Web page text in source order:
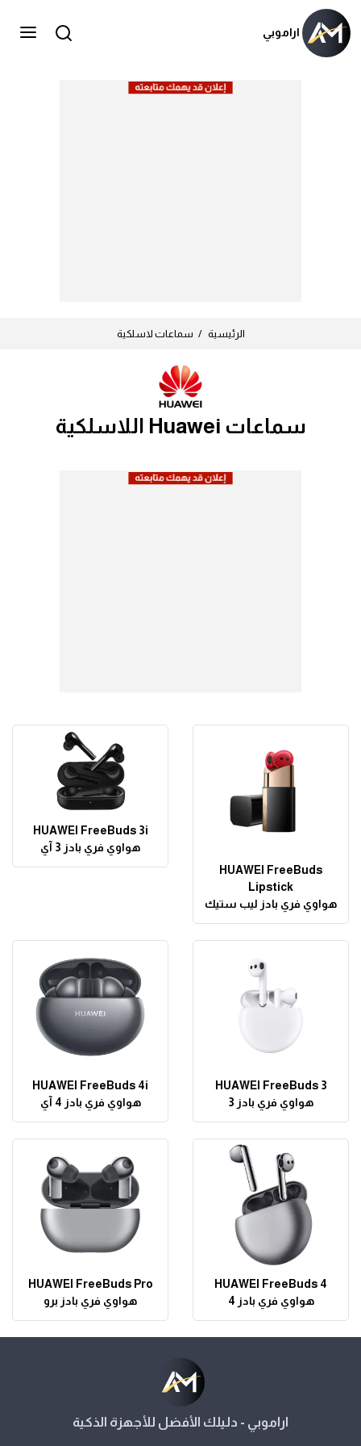
اراموبي
دليلك الأفضل لمواصفات وأسعار الأجهزة الذكية aramobi.com
الرئيسية سماعات لاسلكية
سماعات Huawei اللاسلكية
HUAWEI FreeBuds
Lipstick
هواوي فري بادز ليب ستيك
HUAWEI FreeBuds 3i
هواوي فري بادز 3 آي
HUAWEI FreeBuds 3
هواوي فري بادز 3
HUAWEI FreeBuds 4i
هواوي فري بادز 4 آي
HUAWEI FreeBuds 4
هواوي فري بادز 4
HUAWEI FreeBuds Pro
هواوي فري بادز برو
اراموبي - دليلك الأفضل للأجهزة الذكية